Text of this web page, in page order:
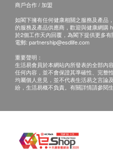
日期。
倘若屈臣氏蒸餾水未能
務，或因客戶所使用的
何其他原因，屈臣氏蒸
倘若屈臣氏蒸餾水無
或服務，屈臣氏蒸餾
下。
條款及細則
訂講１２公升或１８公
商戶合作 / 加盟
如閣下擁有任何健康相關之服務及產品
的服務及產品供應商，歡迎與健康網購
於2個工作天內回覆，為閣下提供更多有
電郵: partnership@esdlife.com
重要聲明：
生活易會員於本網站內所發表的全部內
任何內容，並不會保證其準確性、完整
均屬個人意見，並不代表生活易之言論
紛，生活易概不負責。有關詳情請參閱